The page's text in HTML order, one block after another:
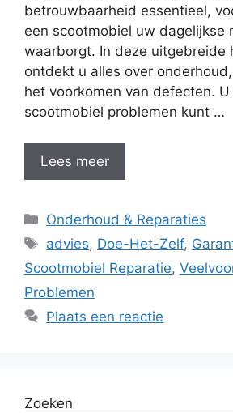
betrouwbaarheid essentieel,
een scootmobiel uw dagelijkse
waarborgt. In deze uitgebreide
ontdekt u alles over
het voorkomen van defecten.
scootmobiel problemen kunt …
Lees meer
Categorieën
Onderhoud & Reparaties
Tags
advies, Doe-Het-Zelf,
Scootmobiel Reparatie,
Problemen
Plaats een reactie
Zoeken